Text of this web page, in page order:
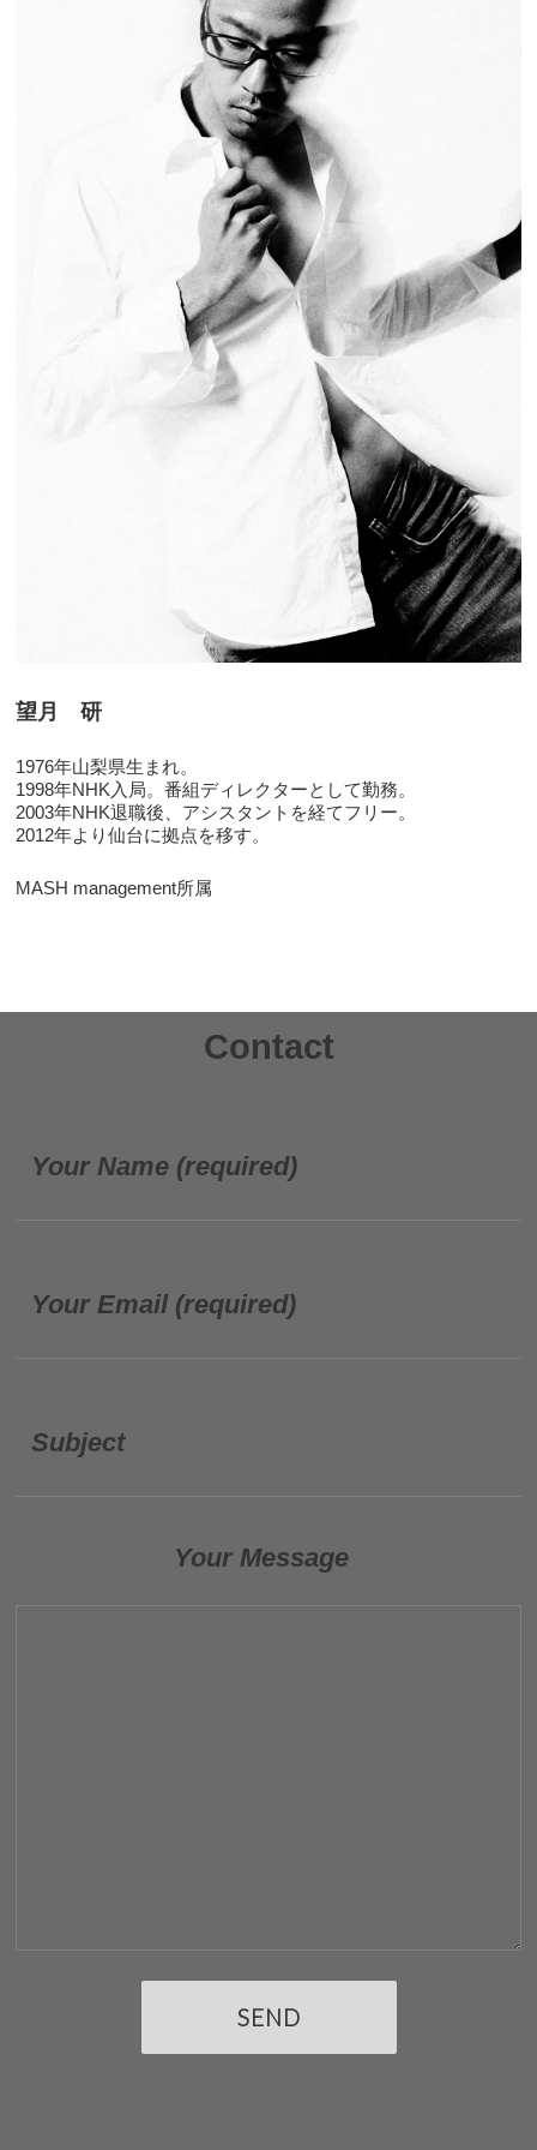
望月 研
1976年山梨県生まれ。
1998年NHK入局。番組ディレクターとして勤務。
2003年NHK退職後、アシスタントを経てフリー。
2012年より仙台に拠点を移す。
MASH management所属
Contact
Your Name (required)
Your Email (required)
Subject
Your Message